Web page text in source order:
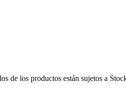
de los productos están sujetos a